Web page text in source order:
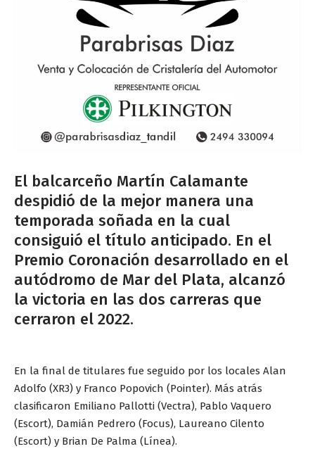
El balcarceño Martín Calamante
despidió de la mejor manera una
temporada soñada en la cual
consiguió el título anticipado. En el
Premio Coronación desarrollado en el
autódromo de Mar del Plata, alcanzó
la victoria en las dos carreras que
cerraron el 2022.
En la final de titulares fue seguido por los locales Alan
Adolfo (XR3) y Franco Popovich (Pointer). Más atrás
clasificaron Emiliano Pallotti (Vectra), Pablo Vaquero
(Escort), Damián Pedrero (Focus), Laureano Cilento
(Escort) y Brian De Palma (Línea).